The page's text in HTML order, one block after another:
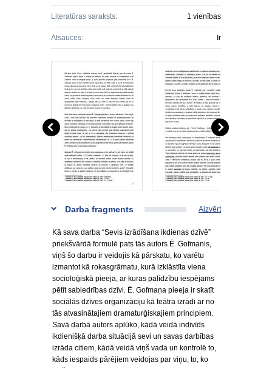
Literatūras saraksts: 1 vienības
Atsauces: Ir
Darba fragments Aizvērt
Kā sava darba “Sevis izrādīšana ikdienas dzīvē”
priekšvārdā formulē pats tās autors Ē. Gofmanis,
viņš šo darbu ir veidojis kā pārskatu, ko varētu
izmantot kā rokasgrāmatu, kurā izklāstīta viena
socioloģiskā pieeja, ar kuras palīdzību iespējams
pētīt sabiedrības dzīvi. Ē. Gofmaņa pieeja ir skatīt
sociālās dzīves organizāciju kā teātra izrādi ar no
tās atvasinātajiem dramaturģiskajiem principiem.
Savā darbā autors aplūko, kādā veidā indivīds
ikdienišķā darba situācijā sevi un savas darbības
izrāda citiem, kādā veidā viņš vada un kontrolē to,
kāds iespaids pārējiem veidojas par viņu, to, ko